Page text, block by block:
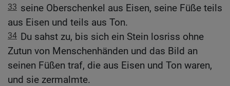
33 seine Oberschenkel aus Eisen, seine Füße teils
aus Eisen und teils aus Ton.
34 Du sahst zu, bis sich ein Stein losriss ohne
Zutun von Menschenhänden und das Bild an
seinen Füßen traf, die aus Eisen und Ton waren,
und sie zermalmte.